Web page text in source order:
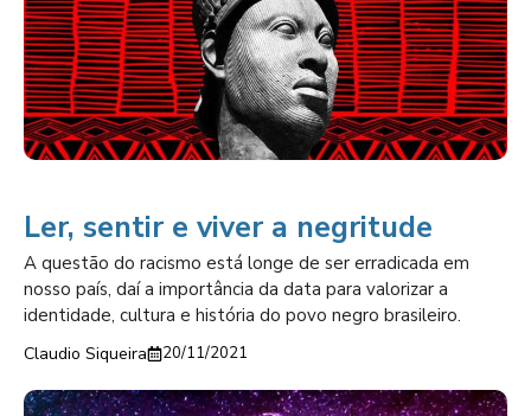
Ler, sentir e viver a negritude
A questão do racismo está longe de ser erradicada em
nosso país, daí a importância da data para valorizar a
identidade, cultura e história do povo negro brasileiro.
Claudio Siqueira 20/11/2021